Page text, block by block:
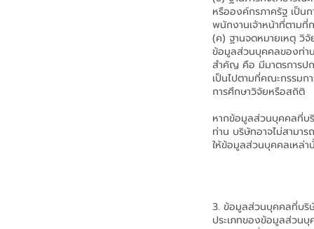
หรือองค์กรภาครัฐ เป็นก
พนักงานเจ้าหน้าที่ตามที่
(ค) ฐานจดหมายเหตุ วิ
ข้อมูลส่วนบุคคลของท่า
สำคัญ คือ มีมาตรการป
เป็นไปตามที่คณะกรรมก
การศึกษาวิจัยหรือสถิติ
หากข้อมูลส่วนบุคคลที่บ
ท่าน บริษัทอาจไม่สามา
ให้ข้อมูลส่วนบุคคลเหล่
3. ข้อมูลส่วนบุคคลที่บริ
ประเภทของข้อมูลส่วน